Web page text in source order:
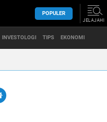
POPULER
JELAJAHI
INVESTOLOGI TIPS EKONOMI